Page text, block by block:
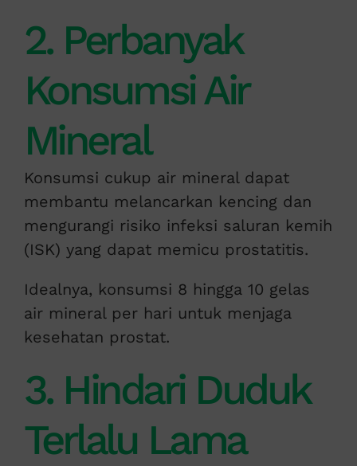
2. Perbanyak
Konsumsi Air
Mineral
Konsumsi cukup air mineral dapat
membantu melancarkan kencing dan
mengurangi risiko infeksi saluran kemih
(ISK) yang dapat memicu prostatitis.
Idealnya, konsumsi 8 hingga 10 gelas
air mineral per hari untuk menjaga
kesehatan prostat.
3. Hindari Duduk
Terlalu Lama